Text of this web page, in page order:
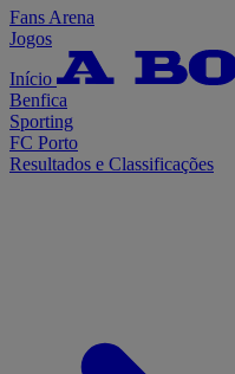
Fans Arena
Jogos
Início
Benfica
Sporting
FC Porto
Resultados e Classificações